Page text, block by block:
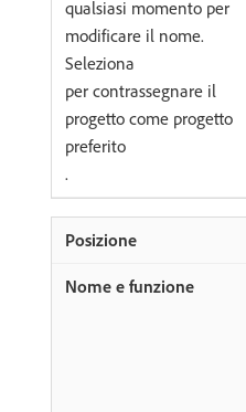
qualsiasi momento per
modificare il nome.
Seleziona
per contrassegnare il
progetto come progetto
preferito
.